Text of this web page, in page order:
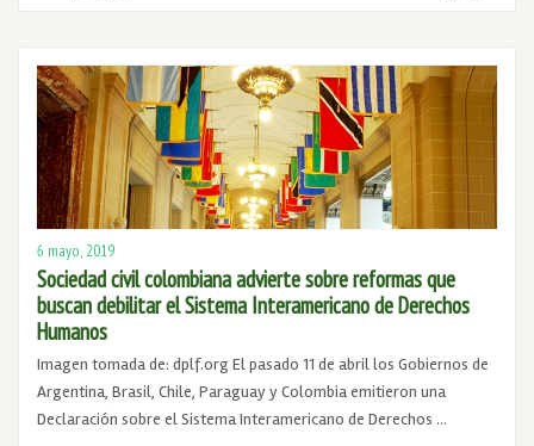
6 mayo, 2019
Sociedad civil colombiana advierte sobre reformas que
buscan debilitar el Sistema Interamericano de Derechos
Humanos
Imagen tomada de: dplf.org El pasado 11 de abril los Gobiernos de
Argentina, Brasil, Chile, Paraguay y Colombia emitieron una
Declaración sobre el Sistema Interamericano de Derechos …